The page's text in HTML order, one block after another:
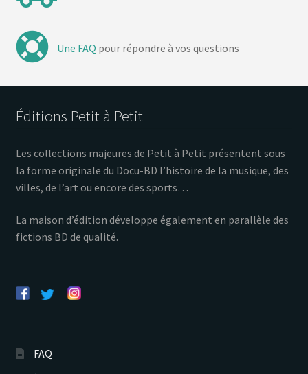
Une FAQ pour répondre à vos questions
Éditions Petit à Petit
Les collections majeures de Petit à Petit présentent sous
la forme originale du Docu-BD l’histoire de la musique, des
villes, de l’art ou encore des sports…
La maison d’édition développe également en parallèle des
fictions BD de qualité.
FAQ